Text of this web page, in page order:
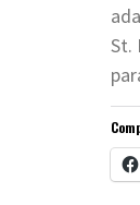
St.